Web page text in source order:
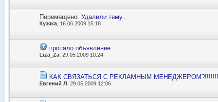
Перемещено: Удалили тему..
Кузяка , 16.06.2009 15:18
пропало объявление
Liza_Za , 29.05.2009 10:24
КАК СВЯЗАТЬСЯ С РЕКЛАМНЫМ
Евгений Л , 29.05.2009 12:06